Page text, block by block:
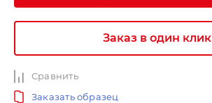
Заказ в один клик
Сравнить
Заказать образец